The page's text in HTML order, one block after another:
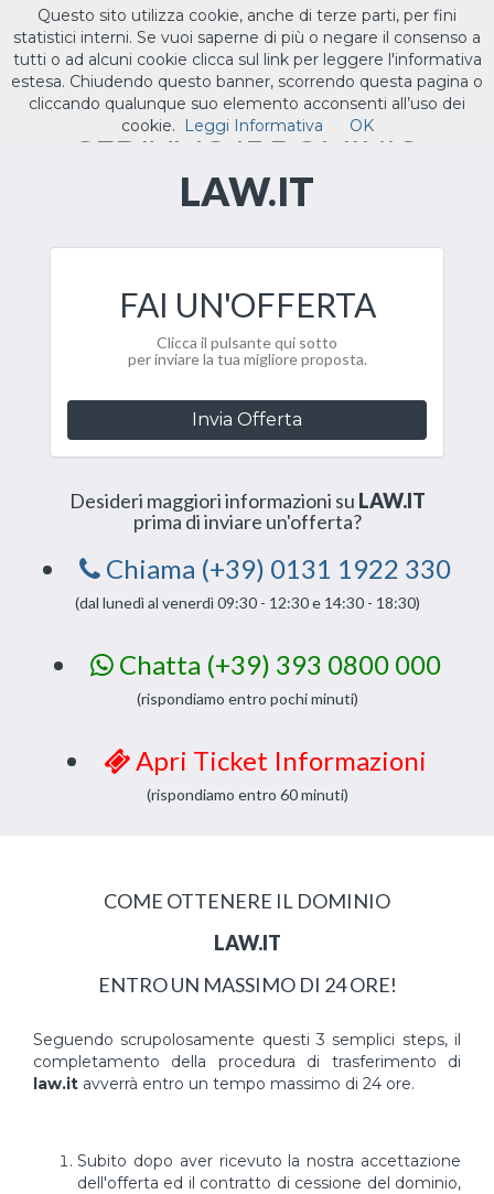
Toggle
ILTUO.IT
CEDIAMO IL DOMINIO
LAW.IT
FAI UN'OFFERTA
Clicca il pulsante qui sotto
per inviare la tua migliore proposta.
Invia Offerta
Desideri maggiori informazioni su LAW.IT
prima di inviare un'offerta?
Chiama (+39) 0131 1922 330
(dal lunedì al venerdì 09:30 - 12:30 e 14:30 - 18:30)
Chatta (+39) 393 0800 000
(rispondiamo entro pochi minuti)
Apri Ticket Informazioni
(rispondiamo entro 60 minuti)
COME OTTENERE IL DOMINIO
LAW.IT
ENTRO UN MASSIMO DI 24 ORE!
Seguendo scrupolosamente questi 3 semplici steps, il
completamento della procedura di trasferimento di
law.it avverrà entro un tempo massimo di 24 ore.
Subito dopo aver ricevuto la nostra accettazione
dell'offerta ed il contratto di cessione del dominio,
Questo sito utilizza cookie, anche di terze parti, per fini
statistici interni. Se vuoi saperne di più o negare il consenso a
tutti o ad alcuni cookie clicca sul link per leggere l'informativa
estesa. Chiudendo questo banner, scorrendo questa pagina o
cliccando qualunque suo elemento acconsenti all’uso dei
cookie.
Leggi Informativa OK